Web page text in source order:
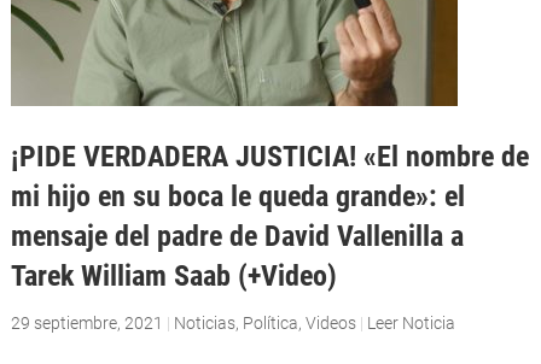
¡PIDE VERDADERA JUSTICIA! «El nombre de
mi hijo en su boca le queda grande»: el
mensaje del padre de David Vallenilla a
Tarek William Saab (+Video)
29 septiembre, 2021 | Noticias, Política, Videos | Leer Noticia